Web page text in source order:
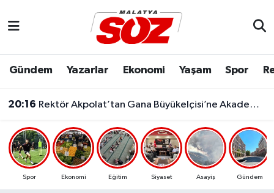
Gündem Yazarlar Ekonomi Yaşam Spor
20:16 Rektör Akpolat’tan Gana Büyükelçisi’ne Akademik İş Birliği Ziyareti!
Spor Ekonomi Eğitim Siyaset Asayiş Gündem
Dünya
Eğitim
Ekonomi
Malatya Nöbetçi Eczaneler
Malatya Namaz Vakitleri
Malatya Trafik Yoğunluk Haritası
Süper Lig Puan Durumu ve Fikstür